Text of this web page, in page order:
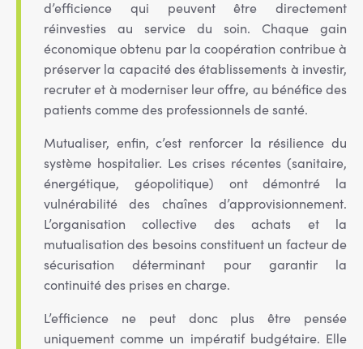
d’efficience qui peuvent être directement
réinvesties au service du soin. Chaque gain
économique obtenu par la coopération contribue à
préserver la capacité des établissements à investir,
recruter et à moderniser leur offre, au bénéfice des
patients comme des professionnels de santé.
Mutualiser, enfin, c’est renforcer la résilience du
système hospitalier. Les crises récentes (sanitaire,
énergétique, géopolitique) ont démontré la
vulnérabilité des chaînes d’approvisionnement.
L’organisation collective des achats et la
mutualisation des besoins constituent un facteur de
sécurisation déterminant pour garantir la
continuité des prises en charge.
L’efficience ne peut donc plus être pensée
uniquement comme un impératif budgétaire. Elle